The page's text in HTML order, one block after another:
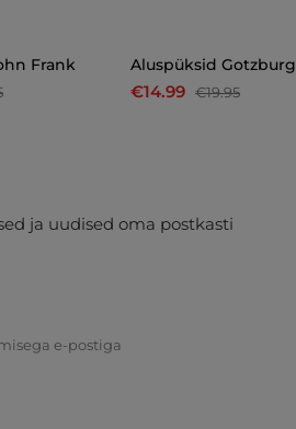
Frank
Aluspüksid Gotzburg
€14.99 €19.95
ja uudised oma postkasti
e-postiga